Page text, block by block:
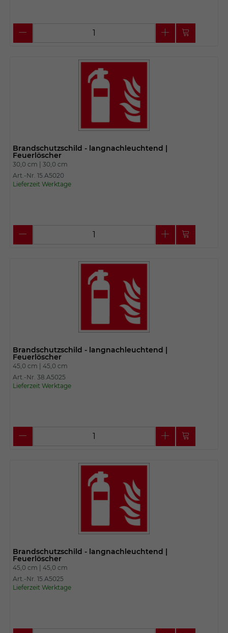
Brandschutzschild - langnachleuchtend |
Feuerlöscher
30,0 cm | 30,0 cm
Art.-Nr. 15.A5020
Lieferzeit Werktage
Brandschutzschild - langnachleuchtend |
Feuerlöscher
45,0 cm | 45,0 cm
Art.-Nr. 38.A5025
Lieferzeit Werktage
Brandschutzschild - langnachleuchtend |
Feuerlöscher
45,0 cm | 45,0 cm
Art.-Nr. 15.A5025
Lieferzeit Werktage